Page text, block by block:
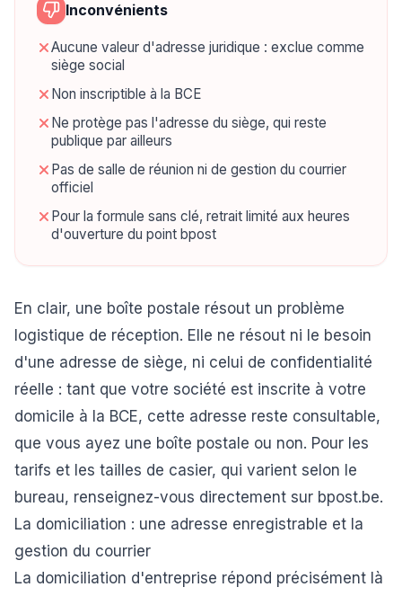
Inconvénients
Aucune valeur d'adresse juridique : exclue comme
siège social
Non inscriptible à la BCE
Ne protège pas l'adresse du siège, qui reste
publique par ailleurs
Pas de salle de réunion ni de gestion du courrier
officiel
Pour la formule sans clé, retrait limité aux heures
d'ouverture du point bpost
En clair, une boîte postale résout un problème
logistique de réception. Elle ne résout ni le besoin
d'une adresse de siège, ni celui de confidentialité
réelle : tant que votre société est inscrite à votre
domicile à la BCE, cette adresse reste consultable,
que vous ayez une boîte postale ou non. Pour les
tarifs et les tailles de casier, qui varient selon le
bureau, renseignez-vous directement sur bpost.be.
La domiciliation : une adresse enregistrable et la
gestion du courrier
La domiciliation d'entreprise répond précisément là